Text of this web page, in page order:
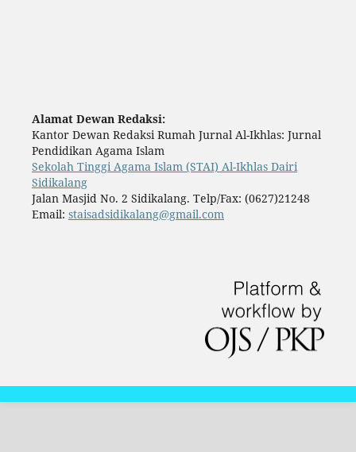
Alamat Dewan Redaksi:
Kantor Dewan Redaksi Rumah Jurnal Al-Ikhlas: Jurnal
Pendidikan Agama Islam
Sekolah Tinggi Agama Islam (STAI) Al-Ikhlas Dairi
Sidikalang
Jalan Masjid No. 2 Sidikalang. Telp/Fax: (0627)21248
Email: staisadsidikalang@gmail.com